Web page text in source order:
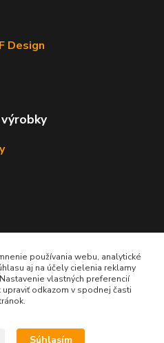
Design
používania webu, analytické
aj na účely cielenia reklamy
vlastných preferencií
odkazom v spodnej časti
Súhlasím